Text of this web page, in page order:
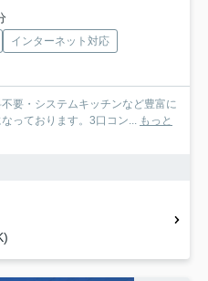
インターネット対応
要・システムキッチンなど豊富に
っております。3口コン... もっと